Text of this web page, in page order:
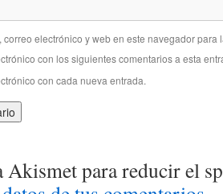
correo electrónico y web en este navegador para
con los siguientes comentarios a esta
con cada nueva entrada.
Akismet para reducir el